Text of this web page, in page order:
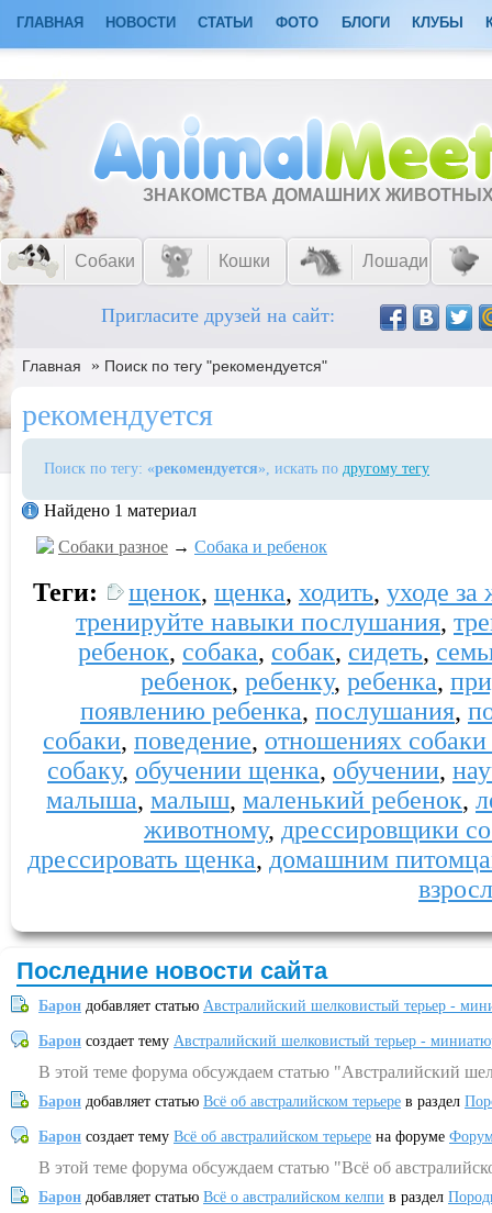
ГЛАВНАЯ НОВОСТИ СТАТЬИ ФОТО БЛОГИ КЛУБЫ
ЗНАКОМСТВА ДОМАШНИХ
Собаки Кошки Лошади
Пригласите друзей на сайт:
Главная » Поиск по тегу "рекомендуется"
рекомендуется
Поиск по тегу: «рекомендуется», искать по другому тегу
Найдено 1 материал
Собаки разное → Собака и ребенок
Теги: щенок, щенка, ходить, уходе
тренируйте навыки послушания,
ребенок, собака, собак, сидеть,
ребенок, ребенку, ребенка,
появлению ребенка, послушания,
собаки, поведение, отношениях
собаку, обучении щенка, обучении,
малыша, малыш, маленький ребенок,
животному, дрессировщики
дрессировать щенка, домашним
Последние новости сайта
Барон добавляет статью Австралийский шелковистый терьер -
Барон создает тему Австралийский шелковистый терьер -
В этой теме форума обсуждаем статью "Австралийский
Барон добавляет статью Всё об австралийском терьере в раздел
Барон создает тему Всё об австралийском терьере на форуме
В этой теме форума обсуждаем статью "Всё об
Барон добавляет статью Всё о австралийском келпи в раздел